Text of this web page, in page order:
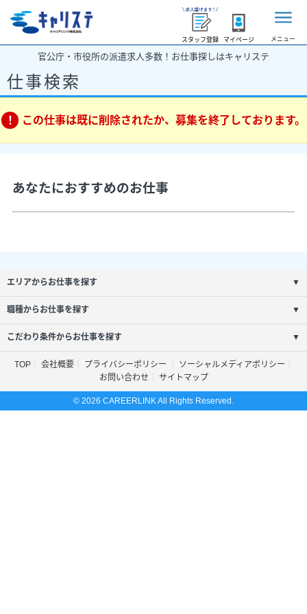
スタッフ登録 マイページ メニュー
官公庁・市役所の派遣求人多数！お仕事探しはキャリステ
仕事検索
この仕事は既に削除されたか、募集を終了しております。
あなたにおすすめのお仕事
エリアからお仕事を探す ▼
職種からお仕事を探す ▼
こだわり条件からお仕事を探す ▼
TOP 会社概要 プライバシーポリシー
ソーシャルメディアポリシー
お問い合わせ
サイトマップ
© 2026 CAREERLINK All Rights Reserved.